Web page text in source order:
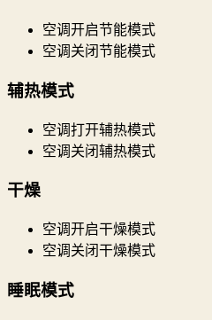
空调开启节能模式
空调关闭节能模式
辅热模式
空调打开辅热模式
空调关闭辅热模式
干燥
空调开启干燥模式
空调关闭干燥模式
睡眠模式